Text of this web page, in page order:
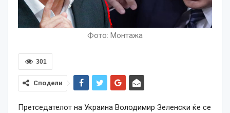
Фото: Монтажа
301
Сподели
Претседателот на Украина Володимир Зеленски ќе се